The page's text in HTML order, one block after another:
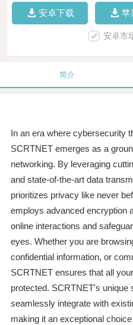
安卓下载 苹
安卓市
简介
In an era where cybersecurity
SCRTNET emerges as a
networking. By leveraging
and state-of-the-art data
prioritizes privacy like never
employs advanced encryption
online interactions and
eyes. Whether you are
confidential information, or
SCRTNET ensures that all
protected. SCRTNET's unique
seamlessly integrate with
making it an exceptional